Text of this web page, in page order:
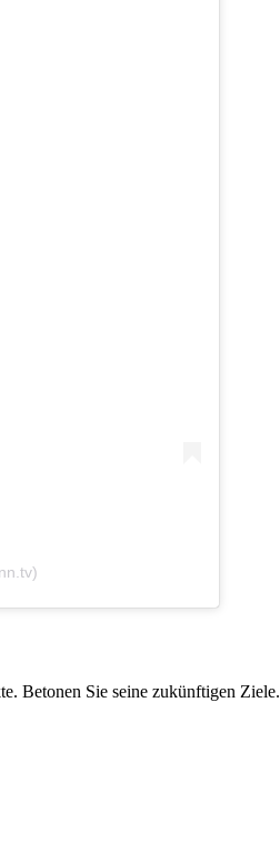
Betonen Sie seine zukünftigen Ziele.